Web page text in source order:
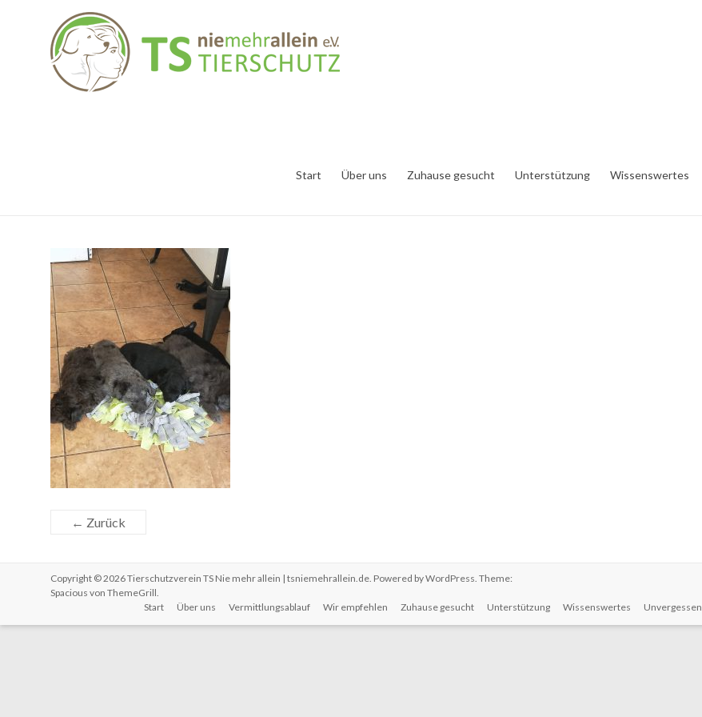
Start Über uns Zuhause gesucht Unterstützung Wissenswertes
← Zurück
Copyright © 2026Tierschutzverein TS Nie mehr allein | tsniemehrallein.de. Powered byWordPress. Theme:
Spacious von ThemeGrill.
Start
Über uns Vermittlungsablauf Wir empfehlen Zuhause gesucht Unterstützung Wissenswertes Unvergessen